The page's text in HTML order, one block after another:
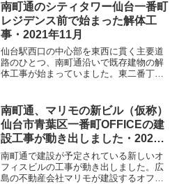
南町通のシティタワー仙台一番町
レジデンス前で始まった解体工
事・2021年11月
仙台駅西口の中心部を東西に貫く主要道
路のひとつ、南町通沿いで既存建物の解
体工事が始まっていました。東二番丁通
で、明治屋仙台一番町ストアやイオン仙
台一番町店などが入る「仙...
南町通、マリモの新ビル（仮称）
仙台市青葉区一番町OFFICEの建
設工事が動き出しました・2022
年6月
南町通で建設が予定されている新しいオ
フィスビルの工事が動き出しました。広
島の不動産会社マリモが建設するオフィ